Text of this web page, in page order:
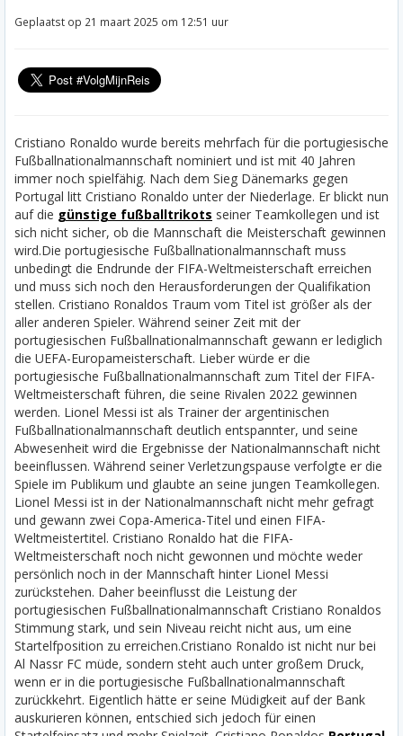
Geplaatst op 21 maart 2025 om 12:51 uur
Cristiano Ronaldo wurde bereits mehrfach für die portugiesische
Fußballnationalmannschaft nominiert und ist mit 40 Jahren
immer noch spielfähig. Nach dem Sieg Dänemarks gegen
Portugal litt Cristiano Ronaldo unter der Niederlage. Er blickt nun
auf die günstige fußballtrikots seiner Teamkollegen und ist
sich nicht sicher, ob die Mannschaft die Meisterschaft gewinnen
wird.Die portugiesische Fußballnationalmannschaft muss
unbedingt die Endrunde der FIFA-Weltmeisterschaft erreichen
und muss sich noch den Herausforderungen der Qualifikation
stellen. Cristiano Ronaldos Traum vom Titel ist größer als der
aller anderen Spieler. Während seiner Zeit mit der
portugiesischen Fußballnationalmannschaft gewann er lediglich
die UEFA-Europameisterschaft. Lieber würde er die
portugiesische Fußballnationalmannschaft zum Titel der FIFA-
Weltmeisterschaft führen, die seine Rivalen 2022 gewinnen
werden. Lionel Messi ist als Trainer der argentinischen
Fußballnationalmannschaft deutlich entspannter, und seine
Abwesenheit wird die Ergebnisse der Nationalmannschaft nicht
beeinflussen. Während seiner Verletzungspause verfolgte er die
Spiele im Publikum und glaubte an seine jungen Teamkollegen.
Lionel Messi ist in der Nationalmannschaft nicht mehr gefragt
und gewann zwei Copa-America-Titel und einen FIFA-
Weltmeistertitel. Cristiano Ronaldo hat die FIFA-
Weltmeisterschaft noch nicht gewonnen und möchte weder
persönlich noch in der Mannschaft hinter Lionel Messi
zurückstehen. Daher beeinflusst die Leistung der
portugiesischen Fußballnationalmannschaft Cristiano Ronaldos
Stimmung stark, und sein Niveau reicht nicht aus, um eine
Startelfposition zu erreichen.Cristiano Ronaldo ist nicht nur bei
Al Nassr FC müde, sondern steht auch unter großem Druck,
wenn er in die portugiesische Fußballnationalmannschaft
zurückkehrt. Eigentlich hätte er seine Müdigkeit auf der Bank
auskurieren können, entschied sich jedoch für einen